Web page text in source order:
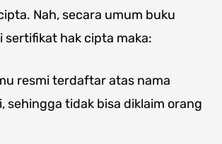
Nah, secara umum buku
sertifikat hak cipta maka:
resmi terdaftar atas nama
sehingga tidak bisa diklaim orang